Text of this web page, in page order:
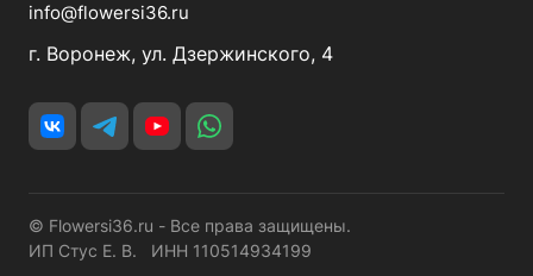
info@flowersi36.ru
г. Воронеж, ул. Дзержинского, 4
© Flowersi36.ru - Все права защищены.
ИП Стус Е. В. ИНН 110514934199